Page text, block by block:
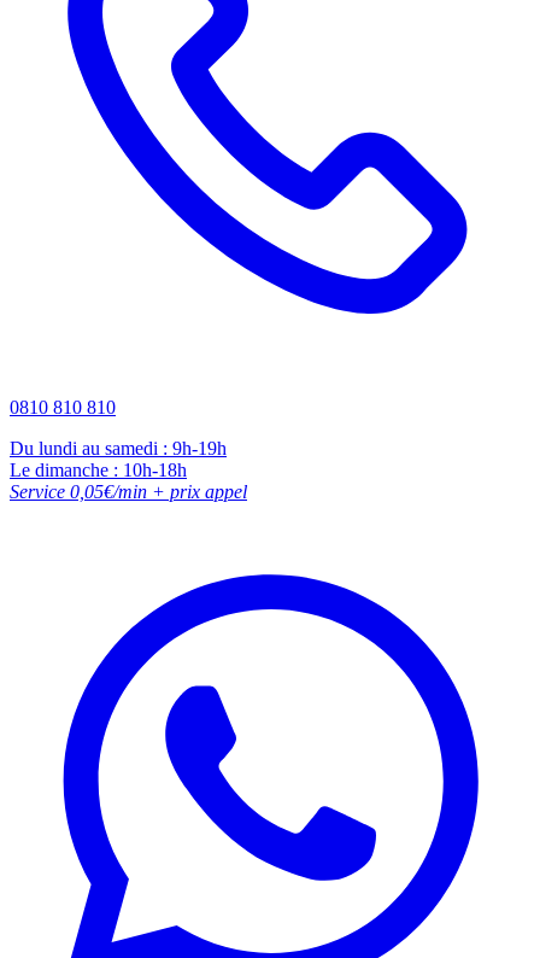
0810 810 810
Du lundi au samedi : 9h-19h
Le dimanche : 10h-18h
Service 0,05€/min + prix appel